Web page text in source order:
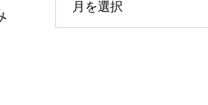
月を選択